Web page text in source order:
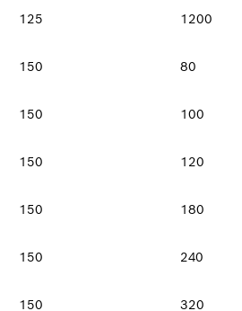
125 1200
150 80
150 100
150 120
150 180
150 240
150 320